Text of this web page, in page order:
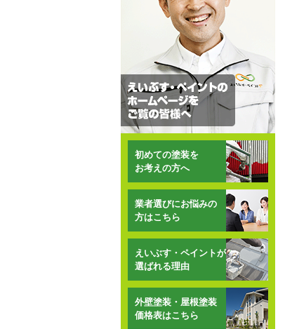
初めての塗装を
お考えの方へ
業者選びにお悩みの
方はこちら
えいぶす・ペイントが
選ばれる理由
外壁塗装・屋根塗装
価格表はこちら